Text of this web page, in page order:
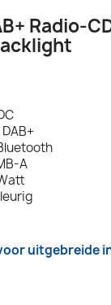
Radio-
A
uitgebreide